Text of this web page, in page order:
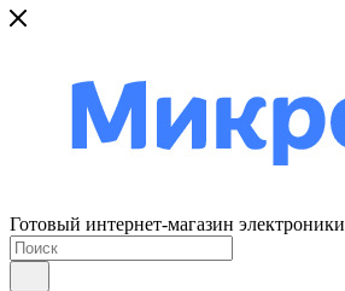
Готовый интернет-магазин электроники